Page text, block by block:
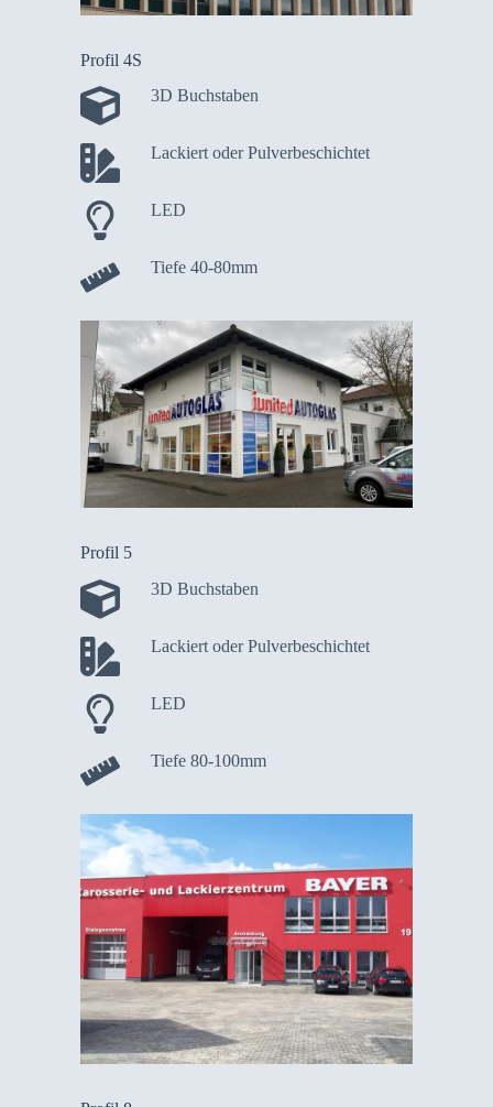
Profil 4S
3D Buchstaben
Lackiert oder Pulverbeschichtet
LED
Tiefe 40-80mm
Profil 5
3D Buchstaben
Lackiert oder Pulverbeschichtet
LED
Tiefe 80-100mm